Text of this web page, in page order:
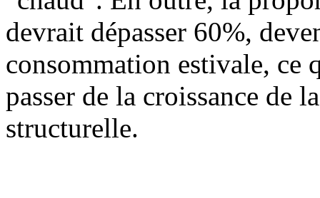
devrait dépasser 60%,
consommation estivale, ce
passer de la croissance de
structurelle.